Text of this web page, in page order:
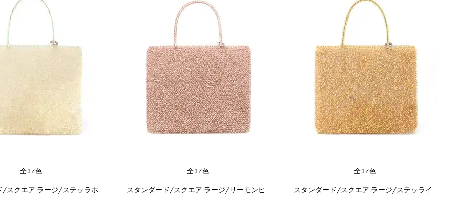
全37色
スタンダード/スクエア ラージ/ステッラホワイト【オンラインストア先行販売カラー】
全37色
スタンダード/スクエア ラージ/サーモンピンク アルボルド
全37色
スタンダード/スクエア ラージ/ステッライエロー【オンラインストア先行販売カラー】